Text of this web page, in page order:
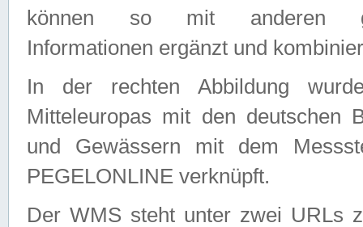
können so mit anderen
Informationen ergänzt und
In der rechten Abbildung
Mitteleuropas mit den deutschen
und Gewässern mit dem
PEGELONLINE verknüpft.
Der WMS steht unter zwei URLs